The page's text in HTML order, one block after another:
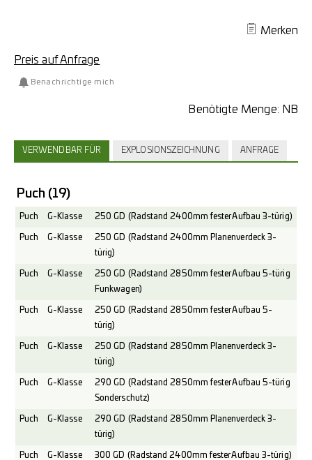
Merken
Preis auf Anfrage
Benachrichtige mich
Benötigte Menge: NB
VERWENDBAR FÜR EXPLOSIONSZEICHNUNG ANFRAGE
Puch (19)
Puch G-Klasse 250 GD (Radstand 2400mm fester Aufbau 3-türig)
Puch G-Klasse
250 GD (Radstand 2400mm Planenverdeck 3-
türig)
Puch G-Klasse
250 GD (Radstand 2850mm fester Aufbau 5-türig
Funkwagen)
Puch G-Klasse
250 GD (Radstand 2850mm fester Aufbau 5-
türig)
Puch G-Klasse
250 GD (Radstand 2850mm Planenverdeck 3-
türig)
Puch G-Klasse
290 GD (Radstand 2850mm fester Aufbau 5-türig
Sonderschutz)
Puch G-Klasse
290 GD (Radstand 2850mm Planenverdeck 3-
türig)
Puch G-Klasse 300 GD (Radstand 2400mm fester Aufbau 3-türig)